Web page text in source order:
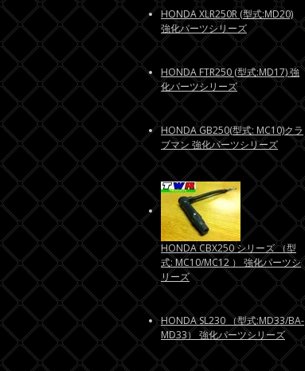
HONDA XLR250R (型式:MD20)
強化パーツシリーズ
HONDA FTR250 (型式:MD17) 強
化パーツシリーズ
HONDA GB250(型式: MC10)クラ
ブマン 強化パーツシリーズ
HONDA CBX250 シリーズ （型
式: MC10/MC12 ） 強化パーツシ
リーズ
HONDA SL230 （型式:MD33/BA-
MD33） 強化パーツシリーズ